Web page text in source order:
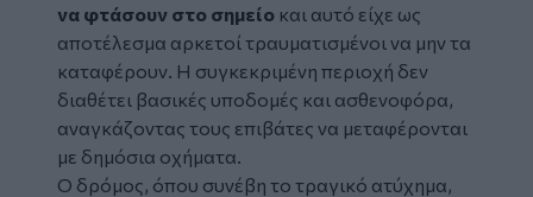
να φτάσουν στο σημείο και αυτό είχε ως
αποτέλεσμα αρκετοί τραυματισμένοι να μην τα
καταφέρουν. Η συγκεκριμένη περιοχή δεν
διαθέτει βασικές υποδομές και ασθενοφόρα,
αναγκάζοντας τους επιβάτες να μεταφέρονται
με δημόσια οχήματα.
Ο δρόμος, όπου συνέβη το τραγικό ατύχημα,